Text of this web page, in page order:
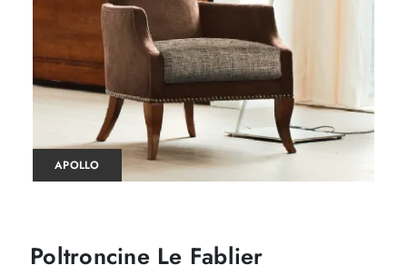
APOLLO
Poltroncine Le Fablier